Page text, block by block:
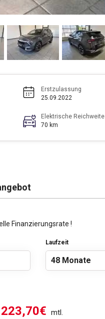
Erstzulassung
25.09.2022
Elektrische Reichweite
70 km
Finanzierungsrate !
Laufzeit
223,70€ mtl.